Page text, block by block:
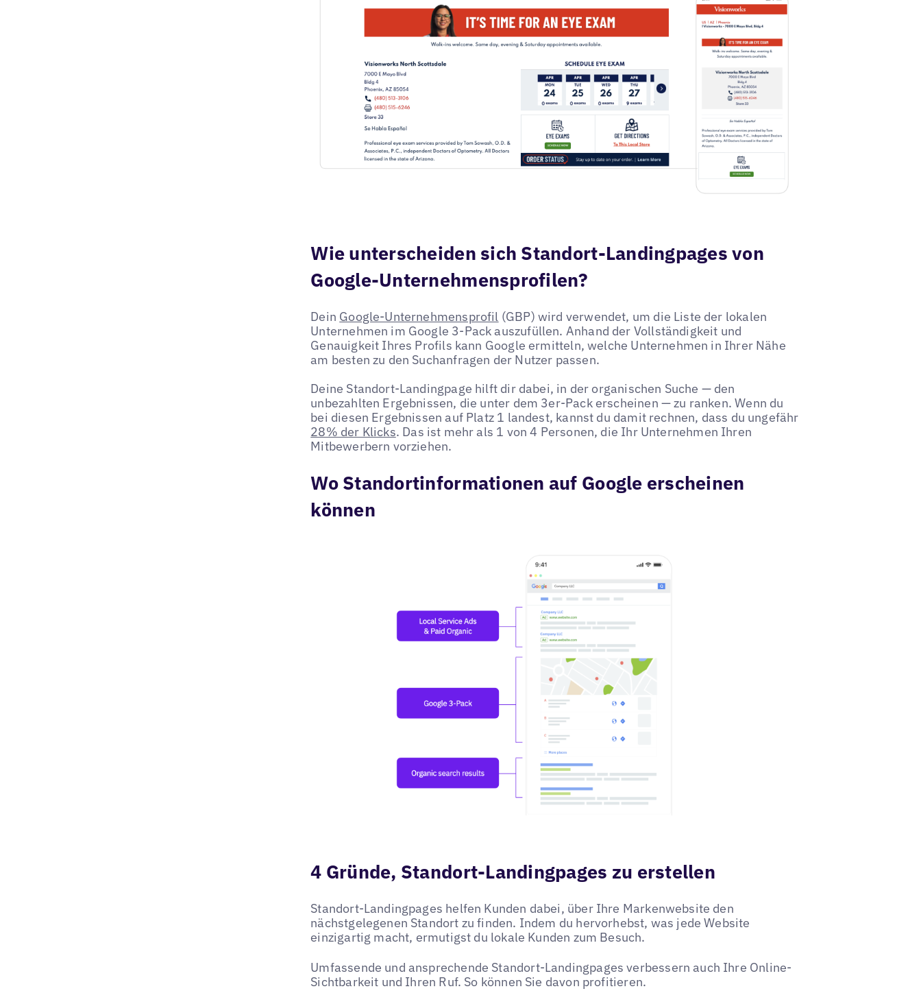
Wie unterscheiden sich Standort-Landingpages von
Google-Unternehmensprofilen?
Dein Google-Unternehmensprofil (GBP) wird verwendet, um die Liste der lokalen
Unternehmen im Google 3-Pack auszufüllen. Anhand der Vollständigkeit und
Genauigkeit Ihres Profils kann Google ermitteln, welche Unternehmen in Ihrer Nähe
am besten zu den Suchanfragen der Nutzer passen.
Deine Standort-Landingpage hilft dir dabei, in der organischen Suche — den
unbezahlten Ergebnissen, die unter dem 3er-Pack erscheinen — zu ranken. Wenn du
bei diesen Ergebnissen auf Platz 1 landest, kannst du damit rechnen, dass du ungefähr
28% der Klicks. Das ist mehr als 1 von 4 Personen, die Ihr Unternehmen Ihren
Mitbewerbern vorziehen.
Wo Standortinformationen auf Google erscheinen
können
4 Gründe, Standort-Landingpages zu erstellen
Standort-Landingpages helfen Kunden dabei, über Ihre Markenwebsite den
nächstgelegenen Standort zu finden. Indem du hervorhebst, was jede Website
einzigartig macht, ermutigst du lokale Kunden zum Besuch.
Umfassende und ansprechende Standort-Landingpages verbessern auch Ihre Online-
Sichtbarkeit und Ihren Ruf. So können Sie davon profitieren.